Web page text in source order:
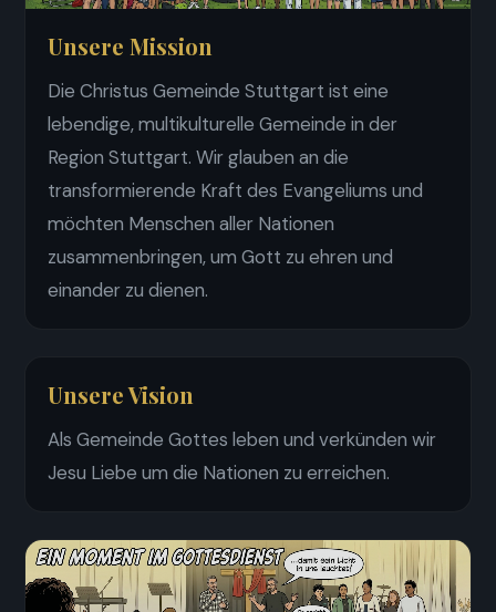
Unsere Mission
Die Christus Gemeinde Stuttgart ist eine
lebendige, multikulturelle Gemeinde in der
Region Stuttgart. Wir glauben an die
transformierende Kraft des Evangeliums und
möchten Menschen aller Nationen
zusammenbringen, um Gott zu ehren und
einander zu dienen.
Unsere Vision
Als Gemeinde Gottes leben und verkünden wir
Jesu Liebe um die Nationen zu erreichen.